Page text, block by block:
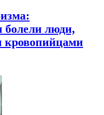
болели люди,
кровопийцами